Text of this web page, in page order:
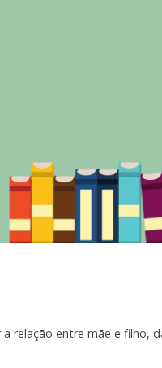
relação entre mãe e filho,